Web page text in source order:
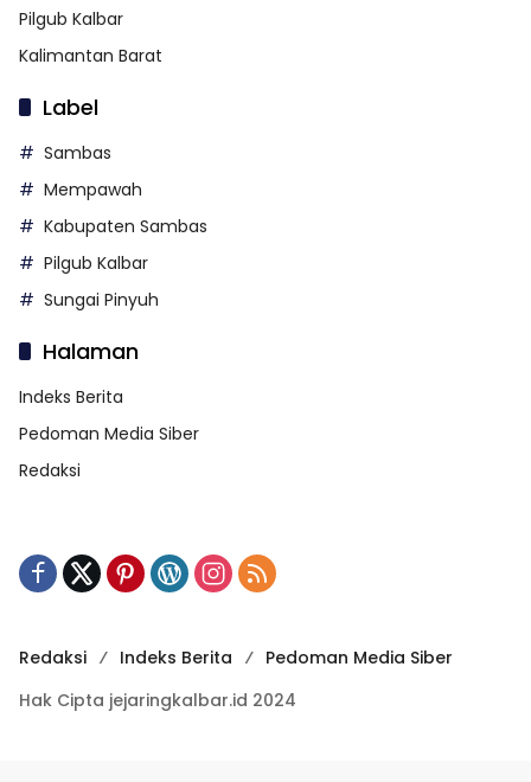
Pilgub Kalbar
Kalimantan Barat
Label
Sambas
Mempawah
Kabupaten Sambas
Pilgub Kalbar
Sungai Pinyuh
Halaman
Indeks Berita
Pedoman Media Siber
Redaksi
Redaksi Indeks Berita
Pedoman Media Siber
Hak Cipta jejaringkalbar.id 2024